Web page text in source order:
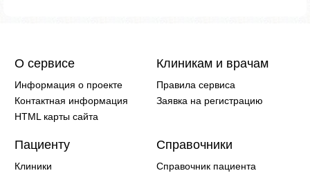
О сервисе
Информация о проекте
Контактная информация
HTML карты сайта
Клиникам и врачам
Правила сервиса
Заявка на регистрацию
Пациенту
Клиники
Справочники
Справочник пациента